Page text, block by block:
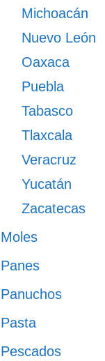
Michoacán
Nuevo León
Oaxaca
Puebla
Tabasco
Tlaxcala
Veracruz
Yucatán
Zacatecas
Moles
Panes
Panuchos
Pasta
Pescados